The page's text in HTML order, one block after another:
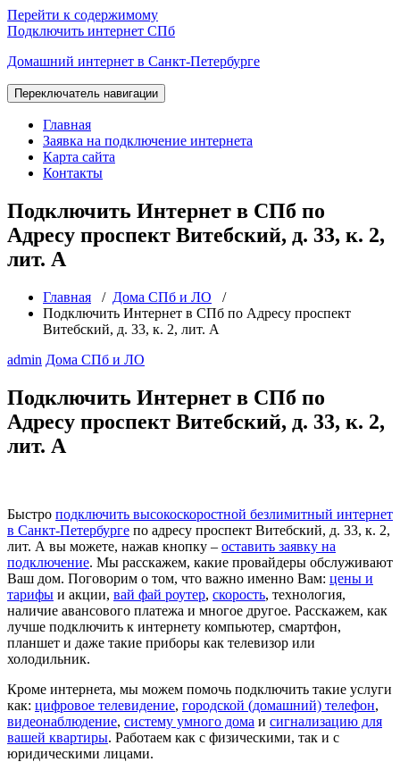
Перейти к содержимому
Подключить интернет СПб
Домашний интернет в Санкт-Петербурге
Переключатель навигации
Главная
Заявка на подключение интернета
Карта сайта
Контакты
Подключить Интернет в СПб по
Адресу проспект Витебский, д. 33, к. 2,
лит. А
Главная / Дома СПб и ЛО /
Подключить Интернет в СПб по Адресу проспект
Витебский, д. 33, к. 2, лит. А
admin Дома СПб и ЛО
Подключить Интернет в СПб по
Адресу проспект Витебский, д. 33, к. 2,
лит. А
Быстро подключить высокоскоростной безлимитный интернет
в Санкт-Петербурге по адресу проспект Витебский, д. 33, к. 2,
лит. А вы можете, нажав кнопку – оставить заявку на
подключение. Мы расскажем, какие провайдеры обслуживают
Ваш дом. Поговорим о том, что важно именно Вам: цены и
тарифы и акции, вай фай роутер, скорость, технология,
наличие авансового платежа и многое другое. Расскажем, как
лучше подключить к интернету компьютер, смартфон,
планшет и даже такие приборы как телевизор или
холодильник.
Кроме интернета, мы можем помочь подключить такие услуги
как: цифровое телевидение, городской (домашний) телефон,
видеонаблюдение, систему умного дома и сигнализацию для
вашей квартиры. Работаем как с физическими, так и с
юридическими лицами.